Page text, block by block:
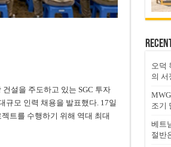
설을 주도하고 있는 SGC 투자
규모 인력 채용을 발표했다. 17일
트를 수행하기 위해 역대 최대
오덕
의 서
조기
베트
절반